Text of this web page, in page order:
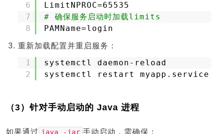
6
7
8
LimitNPROC=65535
# 确保服务启动时加载limits
PAMName=login
重新加载配置并重启服务：
1
2
systemctl daemon-reload
systemctl restart myapp.service
（3）针对手动启动的 Java 进程
如果通过 java -jar 手动启动，需确保：